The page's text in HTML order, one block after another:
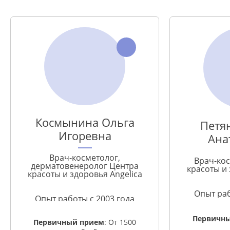
Космынина Ольга
Игоревна
Врач-косметолог,
дерматовенеролог Центра
красоты и здоровья Angelica
Опыт работы с 2003 года
Первичный прием: От 1500
Врач-
красоты и
Опыт